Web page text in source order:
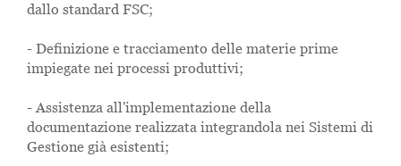
dallo standard FSC;
- Definizione e tracciamento delle materie prime
impiegate nei processi produttivi;
- Assistenza all'implementazione della
documentazione realizzata integrandola nei Sistemi di
Gestione già esistenti;